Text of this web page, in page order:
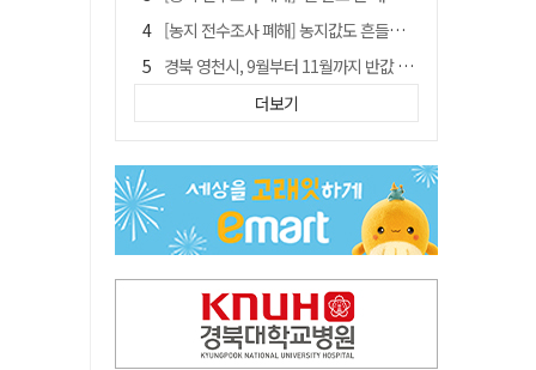
[농지 전수조사 폐해] 농지값도 흔들리나…"도지 막히면 헐값 매물 나올 수도"
경북 영천시, 9월부터 11월까지 반값 여행 혜택 제공
'솔리다임 IPO 추진설' SK하이닉스, 주가 9% 급락
[농지 전수조사 폐해] 실경작농·청년농 부담도 커진다
아쉬운 태클
TK신공항 참여 주저한 LH, 광주군공항 사업에는 앞장
더보기